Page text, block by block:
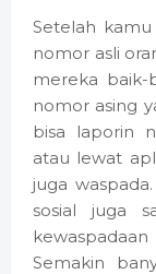
Setelah
nomor asli
mereka baik-
nomor asing
bisa laporin
atau lewat
juga
sosial juga
Semakin